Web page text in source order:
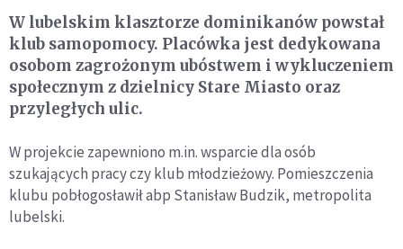
W lubelskim klasztorze dominikanów powstał
klub samopomocy. Placówka jest dedykowana
osobom zagrożonym ubóstwem i wykluczeniem
społecznym z dzielnicy Stare Miasto oraz
przyległych ulic.
W projekcie zapewniono m.in. wsparcie dla osób
szukających pracy czy klub młodzieżowy. Pomieszczenia
klubu pobłogosławił abp Stanisław Budzik, metropolita
lubelski.